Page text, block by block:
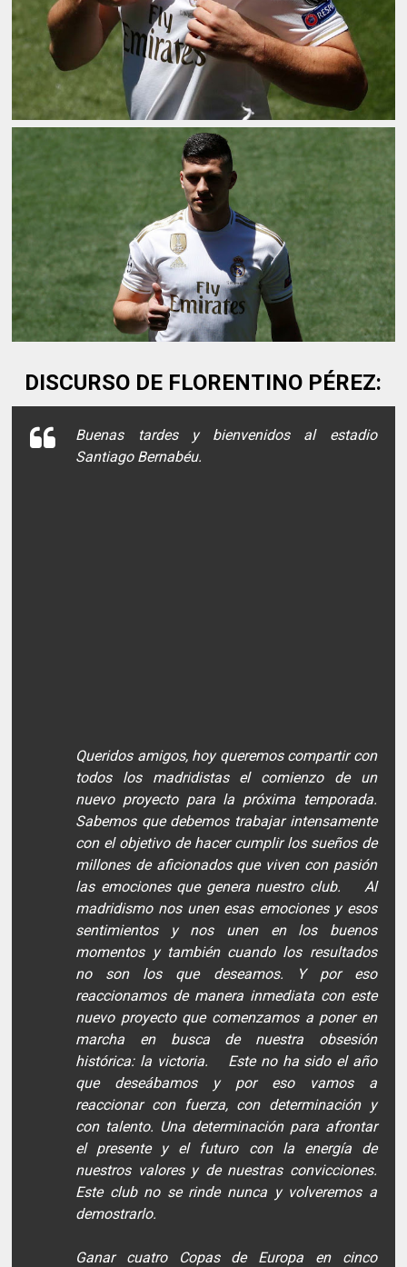
DISCURSO DE FLORENTINO PÉREZ:
Buenas tardes y bienvenidos al estadio
Santiago Bernabéu.
Queridos amigos, hoy queremos compartir con
todos los madridistas el comienzo de un
nuevo proyecto para la próxima temporada.
Sabemos que debemos trabajar intensamente
con el objetivo de hacer cumplir los sueños de
millones de aficionados que viven con pasión
las emociones que genera nuestro club. Al
madridismo nos unen esas emociones y esos
sentimientos y nos unen en los buenos
momentos y también cuando los resultados
no son los que deseamos. Y por eso
reaccionamos de manera inmediata con este
nuevo proyecto que comenzamos a poner en
marcha en busca de nuestra obsesión
histórica: la victoria. Este no ha sido el año
que deseábamos y por eso vamos a
reaccionar con fuerza, con determinación y
con talento. Una determinación para afrontar
el presente y el futuro con la energía de
nuestros valores y de nuestras convicciones.
Este club no se rinde nunca y volveremos a
demostrarlo.
Ganar cuatro Copas de Europa en cinco